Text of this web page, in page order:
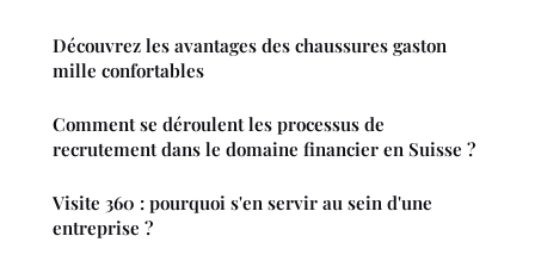
Découvrez les avantages des chaussures gaston
mille confortables
Comment se déroulent les processus de
recrutement dans le domaine financier en Suisse ?
Visite 360 : pourquoi s'en servir au sein d'une
entreprise ?